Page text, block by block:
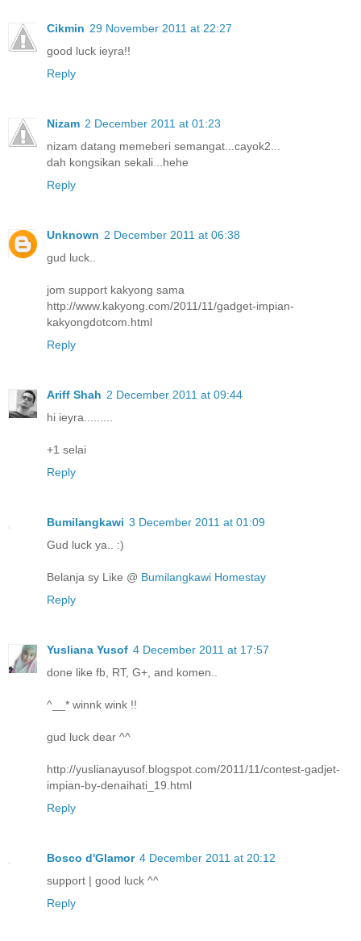
Cikmin 29 November 2011 at 22:27
good luck ieyra!!
Reply
Nizam 2 December 2011 at 01:23
nizam datang memeberi semangat...cayok2...
dah kongsikan sekali...hehe
Reply
Unknown 2 December 2011 at 06:38
gud luck..
jom support kakyong sama
http://www.kakyong.com/2011/11/gadget-impian-
kakyongdotcom.html
Reply
Ariff Shah 2 December 2011 at 09:44
hi ieyra.........
+1 selai
Reply
Bumilangkawi 3 December 2011 at 01:09
Gud luck ya.. :)
Belanja sy Like @ Bumilangkawi Homestay
Reply
Yusliana Yusof 4 December 2011 at 17:57
done like fb, RT, G+, and komen..
^__* winnk wink !!
gud luck dear ^^
http://yuslianayusof.blogspot.com/2011/11/contest-gadjet-
impian-by-denaihati_19.html
Reply
Bosco d'Glamor 4 December 2011 at 20:12
support | good luck ^^
Reply